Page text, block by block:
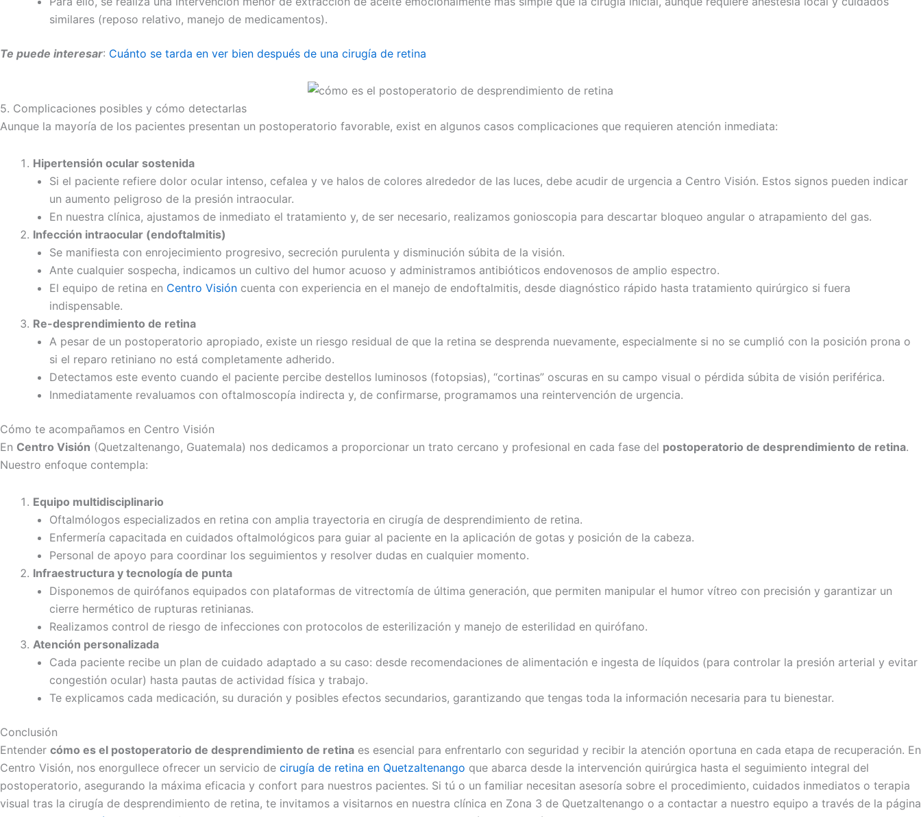
similares (reposo relativo, manejo de medicamentos).
Te puede interesar: Cuánto se tarda en ver bien después de una cirugía de retina
5. Complicaciones posibles y cómo detectarlas
Aunque la mayoría de los pacientes presentan un postoperatorio favorable, exist en algunos casos complicaciones que requieren atención inmediata:
Hipertensión ocular sostenida
Si el paciente refiere dolor ocular intenso, cefalea y ve halos de colores alrededor de las luces, debe acudir de urgencia a Centro Visión. Estos signos pueden indicar
un aumento peligroso de la presión intraocular.
En nuestra clínica, ajustamos de inmediato el tratamiento y, de ser necesario, realizamos gonioscopia para descartar bloqueo angular o atrapamiento del gas.
Infección intraocular (endoftalmitis)
Se manifiesta con enrojecimiento progresivo, secreción purulenta y disminución súbita de la visión.
Ante cualquier sospecha, indicamos un cultivo del humor acuoso y administramos antibióticos endovenosos de amplio espectro.
El equipo de retina en Centro Visión cuenta con experiencia en el manejo de endoftalmitis, desde diagnóstico rápido hasta tratamiento quirúrgico si fuera
indispensable.
Re-desprendimiento de retina
A pesar de un postoperatorio apropiado, existe un riesgo residual de que la retina se desprenda nuevamente, especialmente si no se cumplió con la posición prona o
si el reparo retiniano no está completamente adherido.
Detectamos este evento cuando el paciente percibe destellos luminosos (fotopsias), “cortinas” oscuras en su campo visual o pérdida súbita de visión periférica.
Inmediatamente revaluamos con oftalmoscopía indirecta y, de confirmarse, programamos una reintervención de urgencia.
Cómo te acompañamos en Centro Visión
En Centro Visión (Quetzaltenango, Guatemala) nos dedicamos a proporcionar un trato cercano y profesional en cada fase del postoperatorio de desprendimiento de retina.
Nuestro enfoque contempla:
Equipo multidisciplinario
Oftalmólogos especializados en retina con amplia trayectoria en cirugía de desprendimiento de retina.
Enfermería capacitada en cuidados oftalmológicos para guiar al paciente en la aplicación de gotas y posición de la cabeza.
Personal de apoyo para coordinar los seguimientos y resolver dudas en cualquier momento.
Infraestructura y tecnología de punta
Disponemos de quirófanos equipados con plataformas de vitrectomía de última generación, que permiten manipular el humor vítreo con precisión y garantizar un
cierre hermético de rupturas retinianas.
Realizamos control de riesgo de infecciones con protocolos de esterilización y manejo de esterilidad en quirófano.
Atención personalizada
Cada paciente recibe un plan de cuidado adaptado a su caso: desde recomendaciones de alimentación e ingesta de líquidos (para controlar la presión arterial y evitar
congestión ocular) hasta pautas de actividad física y trabajo.
Te explicamos cada medicación, su duración y posibles efectos secundarios, garantizando que tengas toda la información necesaria para tu bienestar.
Conclusión
Entender cómo es el postoperatorio de desprendimiento de retina es esencial para enfrentarlo con seguridad y recibir la atención oportuna en cada etapa de recuperación. En
Centro Visión, nos enorgullece ofrecer un servicio de cirugía de retina en Quetzaltenango que abarca desde la intervención quirúrgica hasta el seguimiento integral del
postoperatorio, asegurando la máxima eficacia y confort para nuestros pacientes. Si tú o un familiar necesitan asesoría sobre el procedimiento, cuidados inmediatos o terapia
visual tras la cirugía de desprendimiento de retina, te invitamos a visitarnos en nuestra clínica en Zona 3 de Quetzaltenango o a contactar a nuestro equipo a través de la página